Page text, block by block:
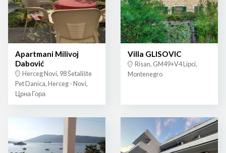
Apartmani Milivoj
Dabović
Herceg Novi, 98 Šetalište
Pet Danica, Herceg - Novi,
Црна Гора
Villa GLISOVIC
Risan, GM49+V4 Lipci,
Montenegro